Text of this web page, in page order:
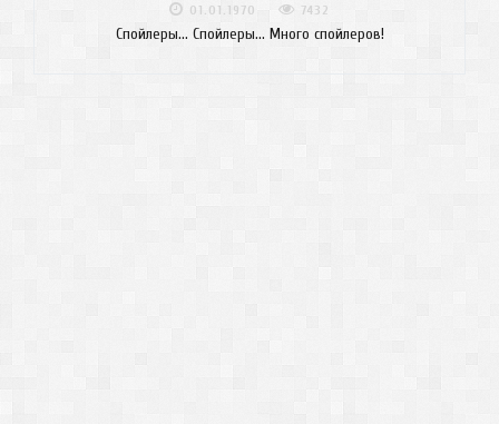
01.01.1970 7432
Спойлеры... Спойлеры... Много спойлеров!